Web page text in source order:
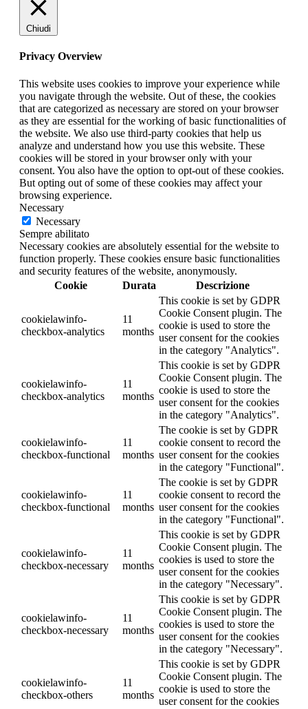
Chiudi
Privacy Overview
This website uses cookies to improve your experience while
you navigate through the website. Out of these, the cookies
that are categorized as necessary are stored on your browser
as they are essential for the working of basic functionalities of
the website. We also use third-party cookies that help us
analyze and understand how you use this website. These
cookies will be stored in your browser only with your
consent. You also have the option to opt-out of these cookies.
But opting out of some of these cookies may affect your
browsing experience.
Necessary
Necessary
Sempre abilitato
Necessary cookies are absolutely essential for the website to
function properly. These cookies ensure basic functionalities
and security features of the website, anonymously.
Cookie
Durata Descrizione
cookielawinfo-
checkbox-analytics
11
months
This cookie is set by GDPR
Cookie Consent plugin. The
cookie is used to store the
user consent for the cookies
in the category "Analytics".
cookielawinfo-
checkbox-analytics
11
months
This cookie is set by GDPR
Cookie Consent plugin. The
cookie is used to store the
user consent for the cookies
in the category "Analytics".
cookielawinfo-
checkbox-functional
11
months
The cookie is set by GDPR
cookie consent to record the
user consent for the cookies
in the category "Functional".
cookielawinfo-
checkbox-functional
11
months
The cookie is set by GDPR
cookie consent to record the
user consent for the cookies
in the category "Functional".
cookielawinfo-
checkbox-necessary
11
months
This cookie is set by GDPR
Cookie Consent plugin. The
cookies is used to store the
user consent for the cookies
in the category "Necessary".
cookielawinfo-
checkbox-necessary
11
months
This cookie is set by GDPR
Cookie Consent plugin. The
cookies is used to store the
user consent for the cookies
in the category "Necessary".
cookielawinfo-
checkbox-others
11
months
This cookie is set by GDPR
Cookie Consent plugin. The
cookie is used to store the
user consent for the cookies